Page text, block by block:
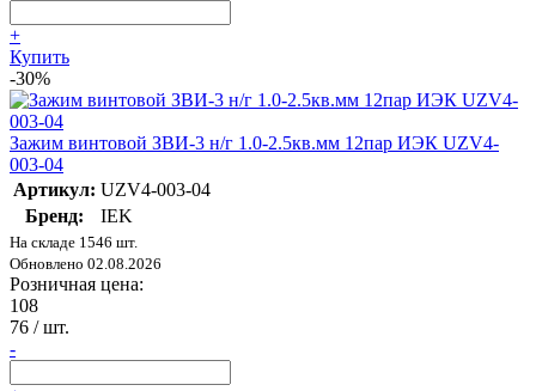
+
Купить
-30%
Зажим винтовой ЗВИ-3 н/г 1.0-2.5кв.мм 12пар ИЭК UZV4-
003-04
Артикул: UZV4-003-04
Бренд:
IEK
На складе 1546 шт.
Обновлено 02.08.2026
Розничная цена:
108
76 / шт.
-